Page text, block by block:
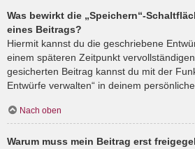
Was bewirkt die „Speichern“-
eines Beitrags?
Hiermit kannst du die geschriebene
einem späteren Zeitpunkt
gesicherten Beitrag kannst du mit der
Entwürfe verwalten“ in deinem
Nach oben
Warum muss mein Beitrag erst